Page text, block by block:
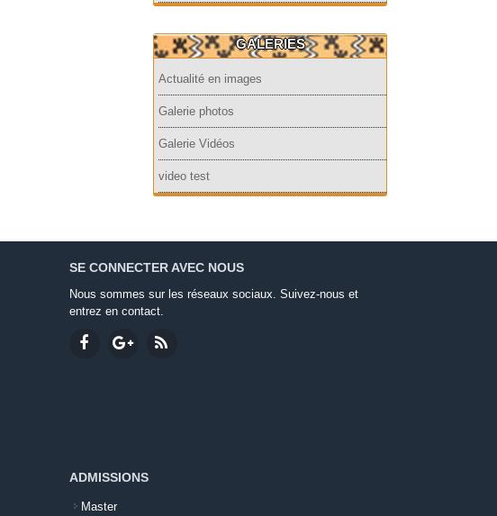
GALERIES
Actualité en images
Galerie photos
Galerie Vidéos
video test
SE CONNECTER AVEC NOUS
Nous sommes sur les réseaux sociaux. Suivez-nous et
entrez en contact.
ADMISSIONS
Master